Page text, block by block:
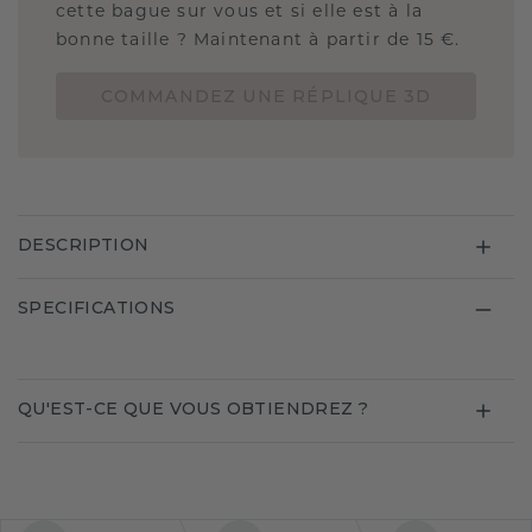
cette bague sur vous et si elle est à la
bonne taille ? Maintenant à partir de 15 €.
DESCRIPTION
SPECIFICATIONS
QU'EST-CE QUE VOUS OBTIENDREZ ?